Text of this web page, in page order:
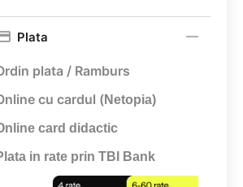
Plata
plata / Ramburs
cu cardul (Netopia)
card didactic
in rate prin TBI Bank